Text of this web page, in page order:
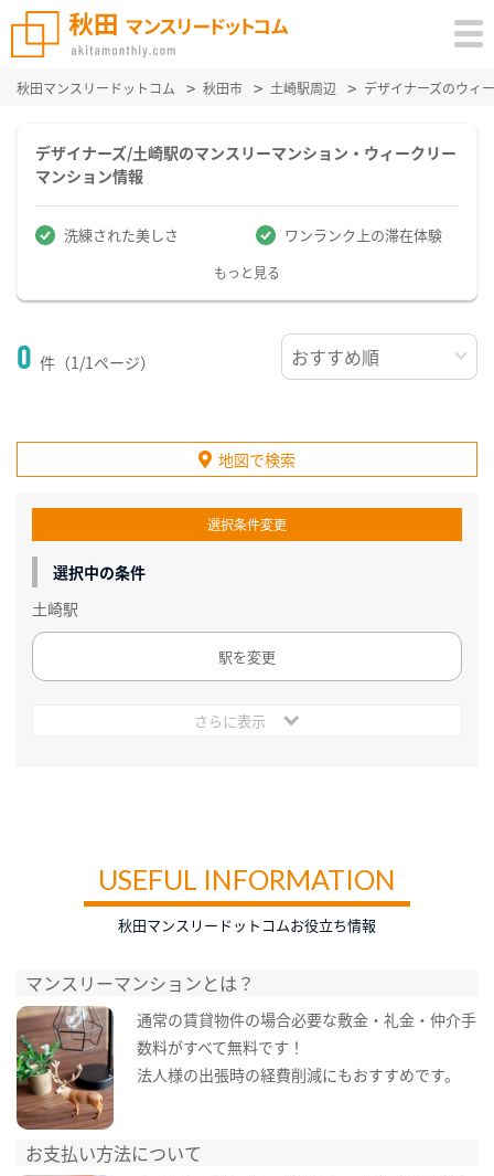
秋田マンスリードットコム 秋田市 土崎駅周辺 デザイナーズのウィ
デザイナーズ/土崎駅のマンスリーマンション・ウィークリー
マンション情報
洗練された美しさ ワンランク上の滞在体験
もっと見る
0 件（1/1ページ）
地図で検索
選択条件変更
選択中の条件
土崎駅
駅を変更
さらに表示
USEFUL INFORMATION
秋田マンスリードットコムお役立ち情報
マンスリーマンションとは？
通常の賃貸物件の場合必要な敷金・礼金・仲介手
数料がすべて無料です！
法人様の出張時の経費削減にもおすすめです。
お支払い方法について